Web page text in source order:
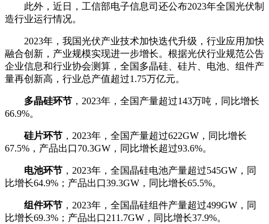
此外，近日，工信部电子信息司还公布2023年全国光伏制
造行业运行情况。
2023年，我国光伏产业技术加快迭代升级，行业应用加快
融合创新，产业规模实现进一步增长。 根据光伏行业规范公告
企业信息和行业协会测算，全国多晶硅、硅片、电池、组件产
量再创新高，行业总产值超过1.75万亿元。
多晶硅环节 ，2023年，全国产量超过143万吨，同比增长
66.9%。
硅片环节 ，2023年，全国产量超过622GW，同比增长
67.5%，产品出口70.3GW，同比增长超过93.6%。
电池环节 ，2023年，全国晶硅电池产量超过545GW，同
比增长64.9%；产品出口39.3GW，同比增长65.5%。
组件环节 ，2023年，全国晶硅组件产量超过499GW，同
比增长69.3%；产品出口211.7GW，同比增长37.9%。